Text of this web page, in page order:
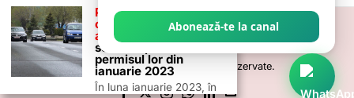
© 2026- Toate drepturile sunt rezervate.
Abonează-te la canal
Peste 2.800 de
călărășeni trebuie să
ajungă la DRPCIV.Ce
se întâmplă cu
permisul lor din
ianuarie 2023
În luna ianuarie 2023, în